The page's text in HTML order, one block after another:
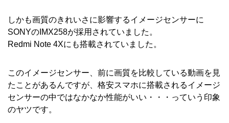
しかも画質のきれいさに影響するイメージセンサーに
SONYのIMX258が採用されていました。
Redmi Note 4Xにも搭載されていました。
このイメージセンサー、前に画質を比較している動画を見
たことがあるんですが、格安スマホに搭載されるイメージ
センサーの中ではなかなか性能がいい・・・っていう印象
のヤツです。